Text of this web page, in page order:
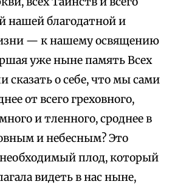
нашей благодатной и
— к нашему освящению
уже ныне память Всех
сказать о себе, что мы сами
от всего греховного,
и тленного, сроднее в
и небесным? Это
плод, который
видеть в нас ныне,